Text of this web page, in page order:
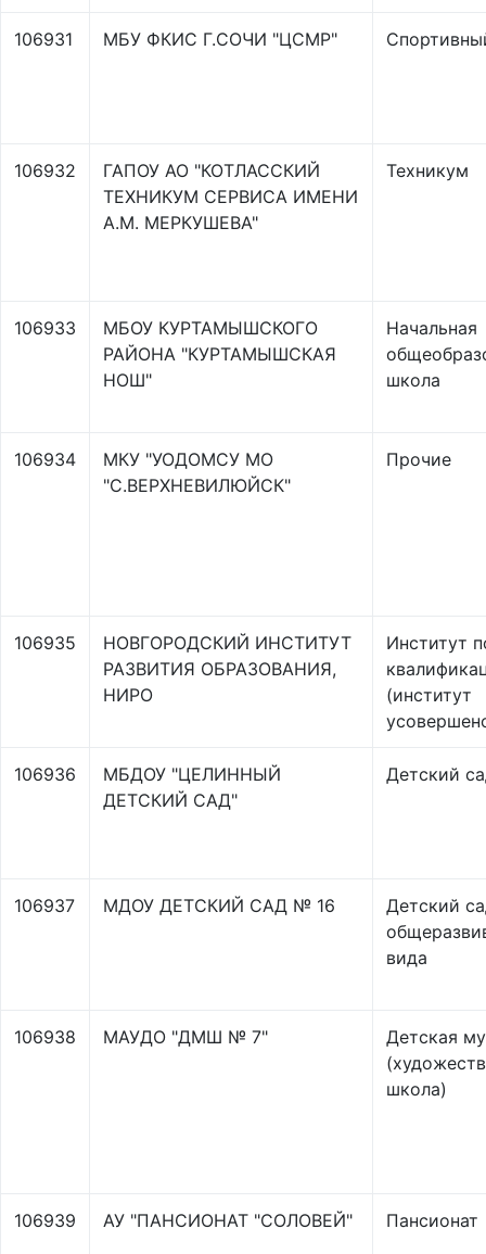
106931 МБУ ФКИС Г.СОЧИ "ЦСМР"
106932
ГАПОУ АО "КОТЛАССКИЙ
ТЕХНИКУМ СЕРВИСА ИМЕНИ
А.М. МЕРКУШЕВА"
Техникум
106933
МБОУ КУРТАМЫШСКОГО
РАЙОНА "КУРТАМЫШСКАЯ
НОШ"
Начальная
школа
106934
МКУ "УОДОМСУ МО
"С.ВЕРХНЕВИЛЮЙСК"
Прочие
106935
НОВГОРОДСКИЙ ИНСТИТУТ
РАЗВИТИЯ ОБРАЗОВАНИЯ,
НИРО
Институт
(институт
106936
МБДОУ "ЦЕЛИННЫЙ
ДЕТСКИЙ САД"
Детский
106937 МДОУ ДЕТСКИЙ САД № 16
Детский
вида
106938 МАУДО "ДМШ № 7"
Детская
школа)
106939 АУ "ПАНСИОНАТ "СОЛОВЕЙ" Пансионат